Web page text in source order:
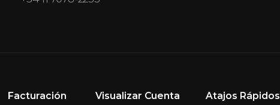
Facturación Visualizar Cuenta Atajos Rápidos